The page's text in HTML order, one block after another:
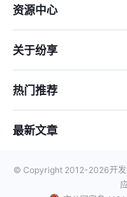
资源中心
关于纷享
热门推荐
最新文章
© Copyright 2012-2026开